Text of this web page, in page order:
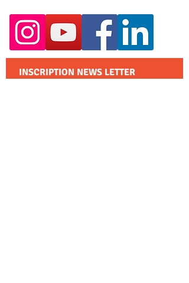
INSCRIPTION NEWS LETTER